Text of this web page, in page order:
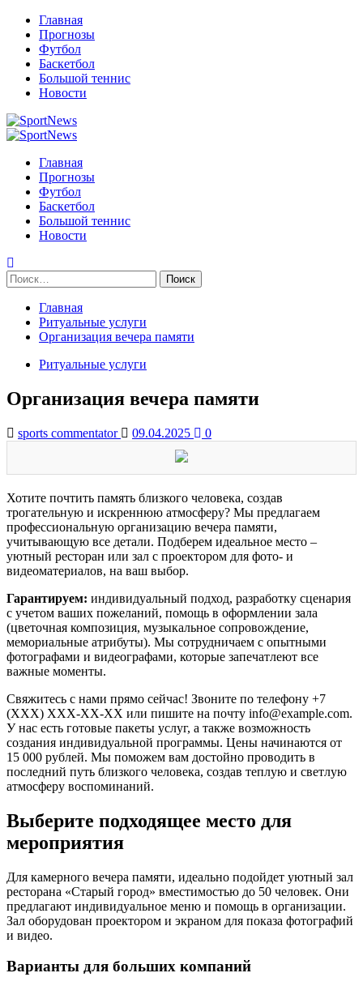
Перейти
содержимому
Главная
Прогнозы
Футбол
Баскетбол
Большой теннис
Новости
Primary
Главная
Прогнозы
Футбол
Баскетбол
Большой теннис
Новости
Найти:
Главная
Ритуальные услуги
Организация вечера памяти
Ритуальные услуги
Организация вечера памяти
sports commentator 09.04.2025 0
Хотите почтить память близкого человека, создав
трогательную и искреннюю атмосферу? Мы предлагаем
профессиональную организацию вечера памяти,
учитывающую все детали. Подберем идеальное место –
уютный ресторан или зал с проектором для фото- и
видеоматериалов, на ваш выбор.
Гарантируем: индивидуальный подход, разработку сценария
с учетом ваших пожеланий, помощь в оформлении зала
(цветочная композиция, музыкальное сопровождение,
мемориальные атрибуты). Мы сотрудничаем с опытными
фотографами и видеографами, которые запечатлеют все
важные моменты.
Свяжитесь с нами прямо сейчас! Звоните по телефону +7
(XXX) XXX-XX-XX или пишите на почту info@example.com.
У нас есть готовые пакеты услуг, а также возможность
создания индивидуальной программы. Цены начинаются от
15 000 рублей. Мы поможем вам достойно проводить в
последний путь близкого человека, создав теплую и светлую
атмосферу воспоминаний.
Выберите подходящее место для
мероприятия
Для камерного вечера памяти, идеально подойдет уютный зал
ресторана «Старый город» вместимостью до 50 человек. Они
предлагают индивидуальное меню и помощь в организации.
Зал оборудован проектором и экраном для показа фотографий
и видео.
Варианты для больших компаний